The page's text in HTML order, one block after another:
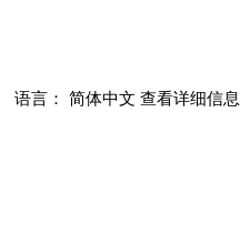
言： 简体中文 查看详细信息